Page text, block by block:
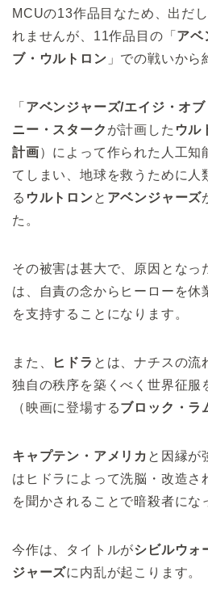
MCUの13作品目なため、出だ
れませんが、11作品目の「 アベ
ブ・ウルトロン 」での戦いから
「 アベンジャーズ/エイジ・オ
ニー・スターク が計画した ウル
計画）によって作られた人工知
てしまい、地球を救うために人
る ウルトロンと アベンジャーズ
た。
その被害は甚大で、原因となっ
は、自責の念からヒーローを休
を支持することになります。
また、 ヒドラ とは、ナチスの流
独自の秩序を築くべく世界征服
（映画に登場するブロック・ラ
キャプテン・アメリカ と因縁が
はヒドラによって洗脳・改造さ
を聞かされることで暗殺者にな
今作は、タイトルがシビルウォ
ジャーズに内乱が起こります。